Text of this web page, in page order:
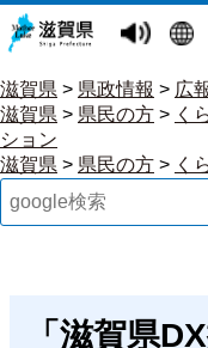
滋賀県 > 県政情報 > 広
滋賀県 > 県民の方 > く
ション
滋賀県 > 県民の方 > く
「滋賀県